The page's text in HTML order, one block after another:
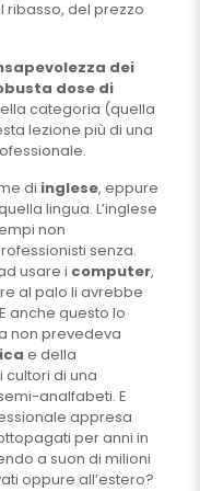
ribasso, del prezzo
dei
dose di
categoria (quella
lezione più di una
di inglese, eppure
lingua. L’inglese
non
senza.
usare i computer,
al palo li avrebbe
anche questo lo
non prevedeva
e della
cultori di una
analfabeti. E
appresa
per anni in
a suon di milioni
oppure all’estero?